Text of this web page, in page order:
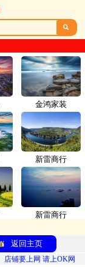

金鸿家装
新雷商行
新雷商行
返回主页
店铺要上网 请上OK网